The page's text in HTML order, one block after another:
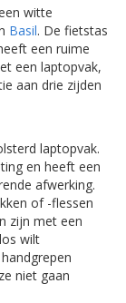
witte
Basil. De fietstas
een ruime
een laptopvak,
aan drie zijden
laptopvak.
en heeft een
afwerking.
of -flessen
zijn met een
wilt
niet gaan